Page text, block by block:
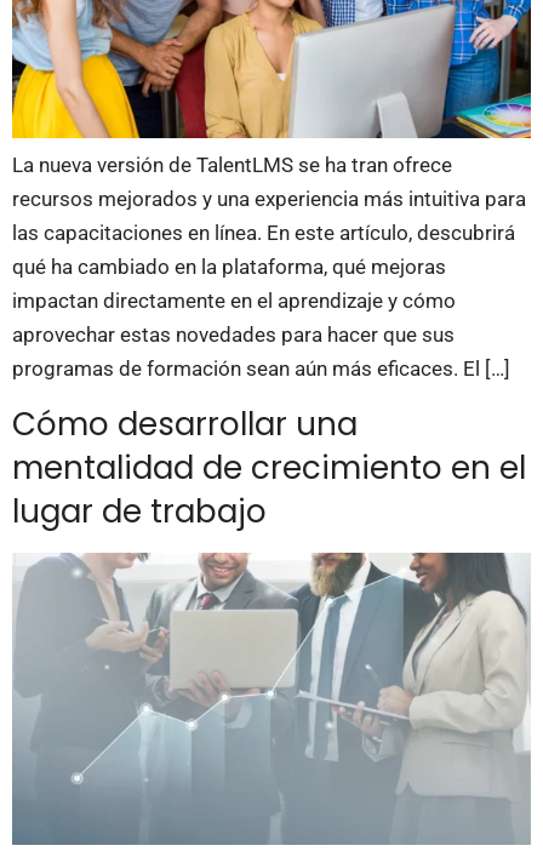
La nueva versión de TalentLMS se ha tran ofrece
recursos mejorados y una experiencia más intuitiva para
las capacitaciones en línea. En este artículo, descubrirá
qué ha cambiado en la plataforma, qué mejoras
impactan directamente en el aprendizaje y cómo
aprovechar estas novedades para hacer que sus
programas de formación sean aún más eficaces. El […]
Cómo desarrollar una
mentalidad de crecimiento en el
lugar de trabajo